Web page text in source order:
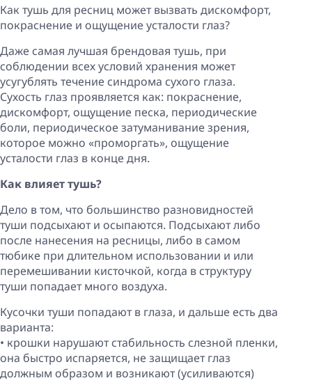
Как тушь для ресниц может вызвать дискомфорт,
покраснение и ощущение усталости глаз?
Даже самая лучшая брендовая тушь, при
соблюдении всех условий хранения может
усугублять течение синдрома сухого глаза.
Сухость глаз проявляется как: покраснение,
дискомфорт, ощущение песка, периодические
боли, периодическое затуманивание зрения,
которое можно «проморгать», ощущение
усталости глаз в конце дня.
Как влияет тушь?
Дело в том, что большинство разновидностей
туши подсыхают и осыпаются. Подсыхают либо
после нанесения на ресницы, либо в самом
тюбике при длительном использовании и или
перемешивании кисточкой, когда в структуру
туши попадает много воздуха.
Кусочки туши попадают в глаза, и дальше есть два
варианта:
• крошки нарушают стабильность слезной пленки,
она быстро испаряется, не защищает глаз
должным образом и возникают (усиливаются)